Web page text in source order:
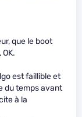
que le boot
est faillible et
du temps avant
à la